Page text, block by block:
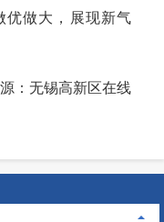
优做大，展现新气
：无锡高新区在线